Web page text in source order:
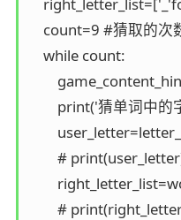
count=9 #猜取的次
    while count:
print('猜单词
#
#